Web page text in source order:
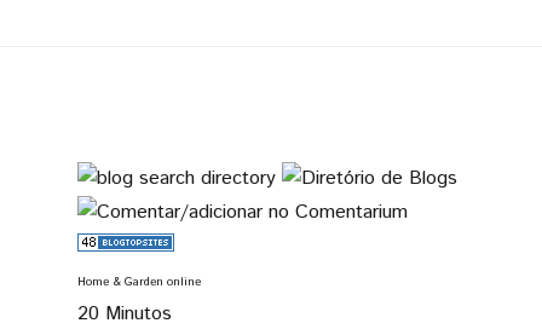
Home & Garden online
20 Minutos